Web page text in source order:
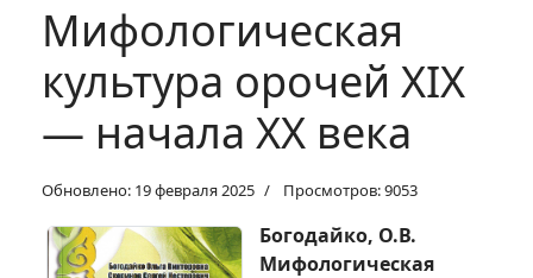
Мифологическая
культура орочей XIX
— начала XX века
Обновлено: 19 февраля 2025 Просмотров: 9053
Богодайко, О.В.
Мифологическая